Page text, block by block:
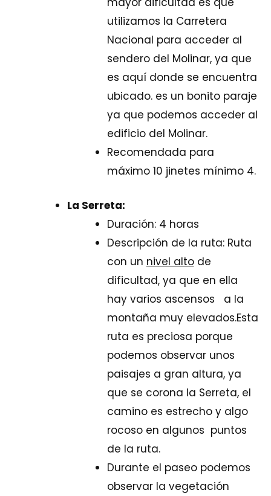
utilizamos la Carretera
Nacional para acceder al
sendero del Molinar, ya que
es aquí donde se encuentra
ubicado. es un bonito paraje
ya que podemos acceder al
edificio del Molinar.
Recomendada para
máximo 10 jinetes mínimo 4.
La Serreta:
Duración: 4 horas
Descripción de la ruta: Ruta
con un nivel altode
dificultad, ya que en ella
hay varios ascensos a la
montaña muy elevados.Esta
ruta es preciosa porque
podemos observar unos
paisajes a gran altura, ya
que se corona la Serreta, el
camino es estrecho y algo
rocoso en algunos puntos
de la ruta.
Durante el paseo podemos
observar la vegetación